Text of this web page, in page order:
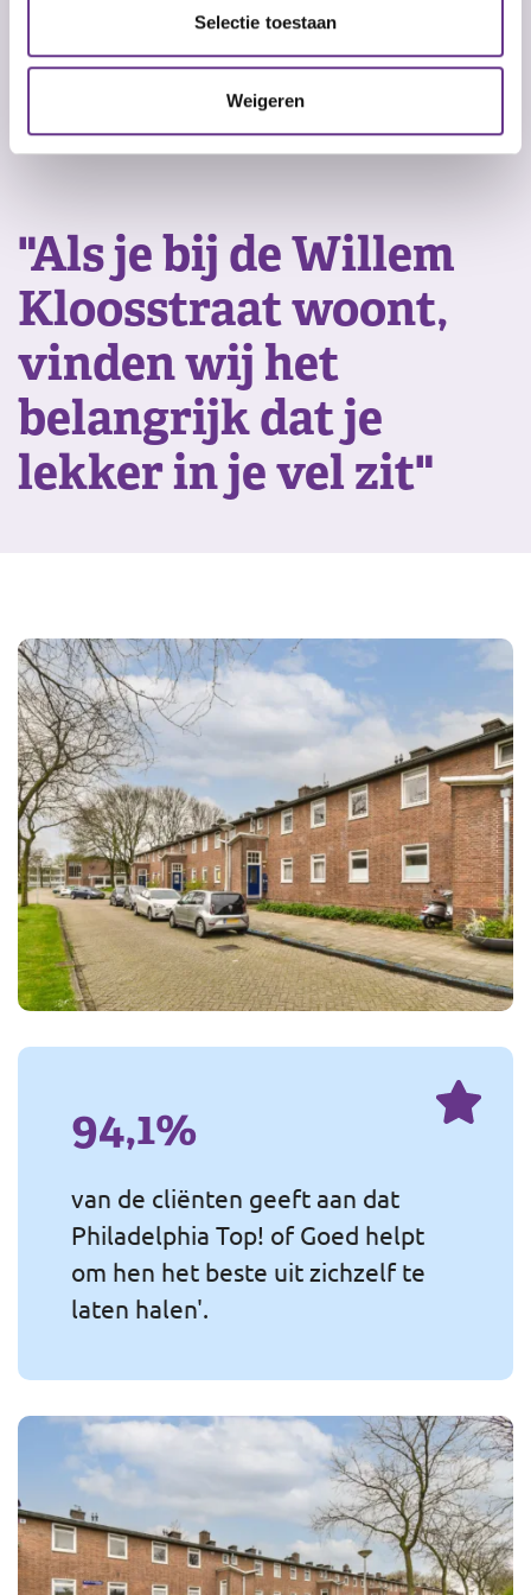
Selectie toestaan
Weigeren
"Als je bij de Willem
Kloosstraat woont,
vinden wij het
belangrijk dat je
lekker in je vel zit"
94,1%
van de cliënten geeft aan dat
Philadelphia Top! of Goed helpt
om hen het beste uit zichzelf te
laten halen'.